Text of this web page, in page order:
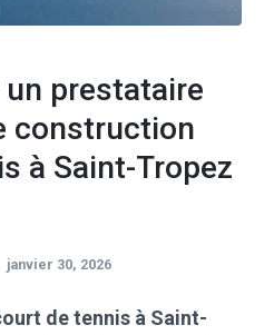
prestataire
construction
à Saint-Tropez
janvier 30, 2026
de tennis à Saint-